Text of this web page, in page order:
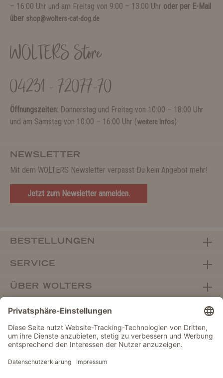
– 16:00 Uhr und am Freitag von 9:00 – 13:00 Uhr oder per E-Mail
über shop@wolters-cat-dog.de
WOLTERS Store
04231 - 72077-70
Öffnungszeiten: Donnerstag und Freitag von 10:00 – 18:00 Uhr
und am Samstag von 10:00 – 16:00 Uhr (weitere Infos)
NEWSLETTER
Mit dem WOLTERS Newsletter verpasst Du kein Angebot mehr!
Jetzt zum Newsletter anmelden.
BESTELLUNGEN
SERVICE
ÜBER WOLTERS
FACHHANDEL
Vertrag widerrufen